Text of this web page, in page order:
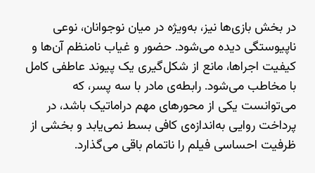
در بخش بازی‌ها نیز، به‌ویژه در میان نوجوانان، نوعی
ناپیوستگی دیده می‌شود. حضور و غیاب نامنظم آن‌ها و
کیفیت اجراها، مانع از شکل‌گیری یک پیوند عاطفی کامل
با مخاطب می‌شود. رابطه‌ی مادر با سه پسر، که
می‌توانست یکی از محورهای مهم دراماتیک باشد، در
پرداخت روایی به‌اندازه‌ی کافی بسط نمی‌یابد و بخشی از
ظرفیت احساسی فیلم را ناتمام باقی می‌گذارد.